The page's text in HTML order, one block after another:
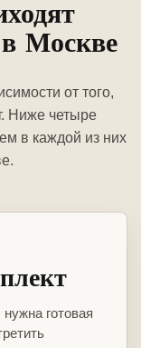
Москве
от того,
Ниже четыре
в каждой из них
готовая